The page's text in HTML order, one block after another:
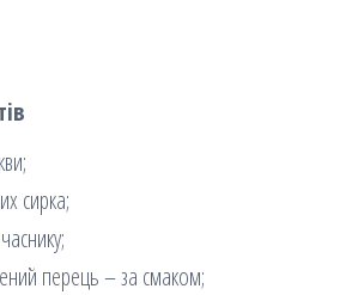
сирка;
перець – за смаком;